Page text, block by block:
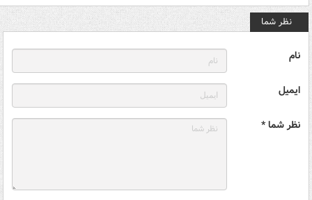
نظر شما
نام
ایمیل
نظر شما *